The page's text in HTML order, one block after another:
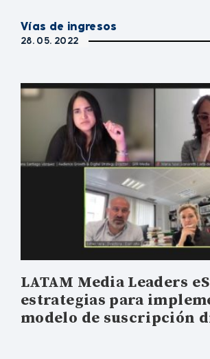
Vías de ingresos
28. 05. 2022
LATAM Media Leaders
estrategias para
modelo de suscripción